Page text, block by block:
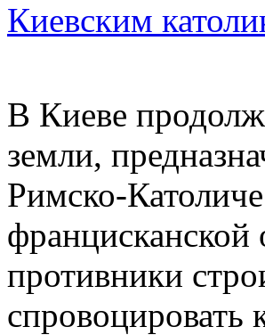
Киевским
В Киеве
земли,
Римско-
противники